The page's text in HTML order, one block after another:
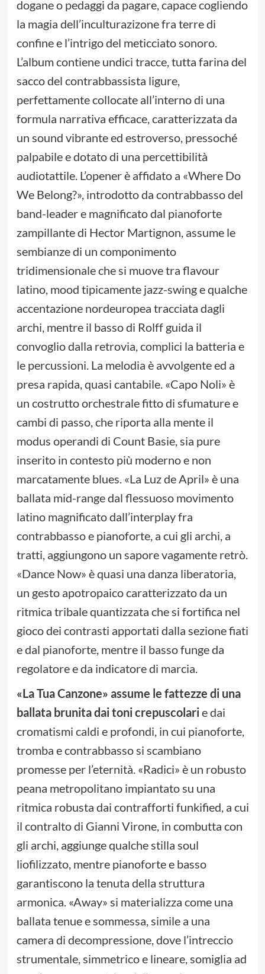
dogane o pedaggi da pagare, capace cogliendo
la magia dell’inculturazizone fra terre di
confine e l’intrigo del meticciato sonoro.
L’album contiene undici tracce, tutta farina del
sacco del contrabbassista ligure,
perfettamente collocate all’interno di una
formula narrativa efficace, caratterizzata da
un sound vibrante ed estroverso, pressoché
palpabile e dotato di una percettibilità
audiotattile. L’opener è affidato a «Where Do
We Belong?», introdotto da contrabbasso del
band-leader e magnificato dal pianoforte
zampillante di Hector Martignon, assume le
sembianze di un componimento
tridimensionale che si muove tra flavour
latino, mood tipicamente jazz-swing e qualche
accentazione nordeuropea tracciata dagli
archi, mentre il basso di Rolff guida il
convoglio dalla retrovia, complici la batteria e
le percussioni. La melodia è avvolgente ed a
presa rapida, quasi cantabile. «Capo Noli» è
un costrutto orchestrale fitto di sfumature e
cambi di passo, che riporta alla mente il
modus operandi di Count Basie, sia pure
inserito in contesto più moderno e non
marcatamente blues. «La Luz de April» è una
ballata mid-range dal flessuoso movimento
latino magnificato dall’interplay fra
contrabbasso e pianoforte, a cui gli archi, a
tratti, aggiungono un sapore vagamente retrò.
«Dance Now» è quasi una danza liberatoria,
un gesto apotropaico caratterizzato da un
ritmica tribale quantizzata che si fortifica nel
gioco dei contrasti apportati dalla sezione fiati
e dal pianoforte, mentre il basso funge da
regolatore e da indicatore di marcia.
«La Tua Canzone» assume le fattezze di una
ballata brunita dai toni crepuscolarie dai
cromatismi caldi e profondi, in cui pianoforte,
tromba e contrabbasso si scambiano
promesse per l’eternità. «Radici» è un robusto
peana metropolitano impiantato su una
ritmica robusta dai contrafforti funkified, a cui
il contralto di Gianni Virone, in combutta con
gli archi, aggiunge qualche stilla soul
liofilizzato, mentre pianoforte e basso
garantiscono la tenuta della struttura
armonica. «Away» si materializza come una
ballata tenue e sommessa, simile a una
camera di decompressione, dove l’intreccio
strumentale, simmetrico e lineare, somiglia ad